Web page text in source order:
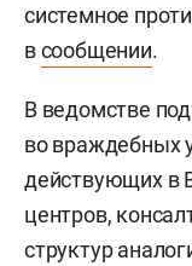
системное
всообщении.
В ведомстве
во враждебных
действующих в
центров,
структур